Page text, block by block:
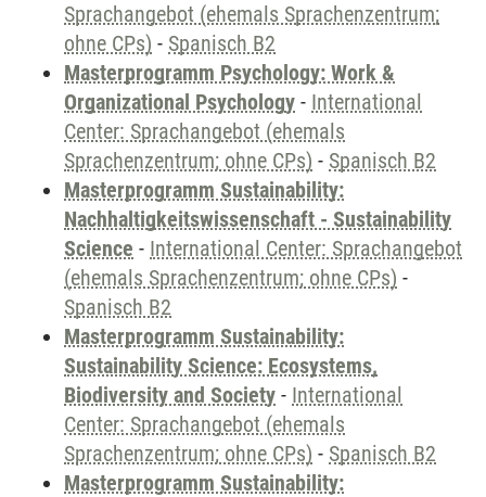
Sprachangebot (ehemals Sprachenzentrum;
ohne CPs) - Spanisch B2
Masterprogramm Psychology: Work &
Organizational Psychology - International
Center: Sprachangebot (ehemals
Sprachenzentrum; ohne CPs) - Spanisch B2
Masterprogramm Sustainability:
Nachhaltigkeitswissenschaft - Sustainability
Science - International Center: Sprachangebot
(ehemals Sprachenzentrum; ohne CPs) -
Spanisch B2
Masterprogramm Sustainability:
Sustainability Science: Ecosystems,
Biodiversity and Society - International
Center: Sprachangebot (ehemals
Sprachenzentrum; ohne CPs) - Spanisch B2
Masterprogramm Sustainability: